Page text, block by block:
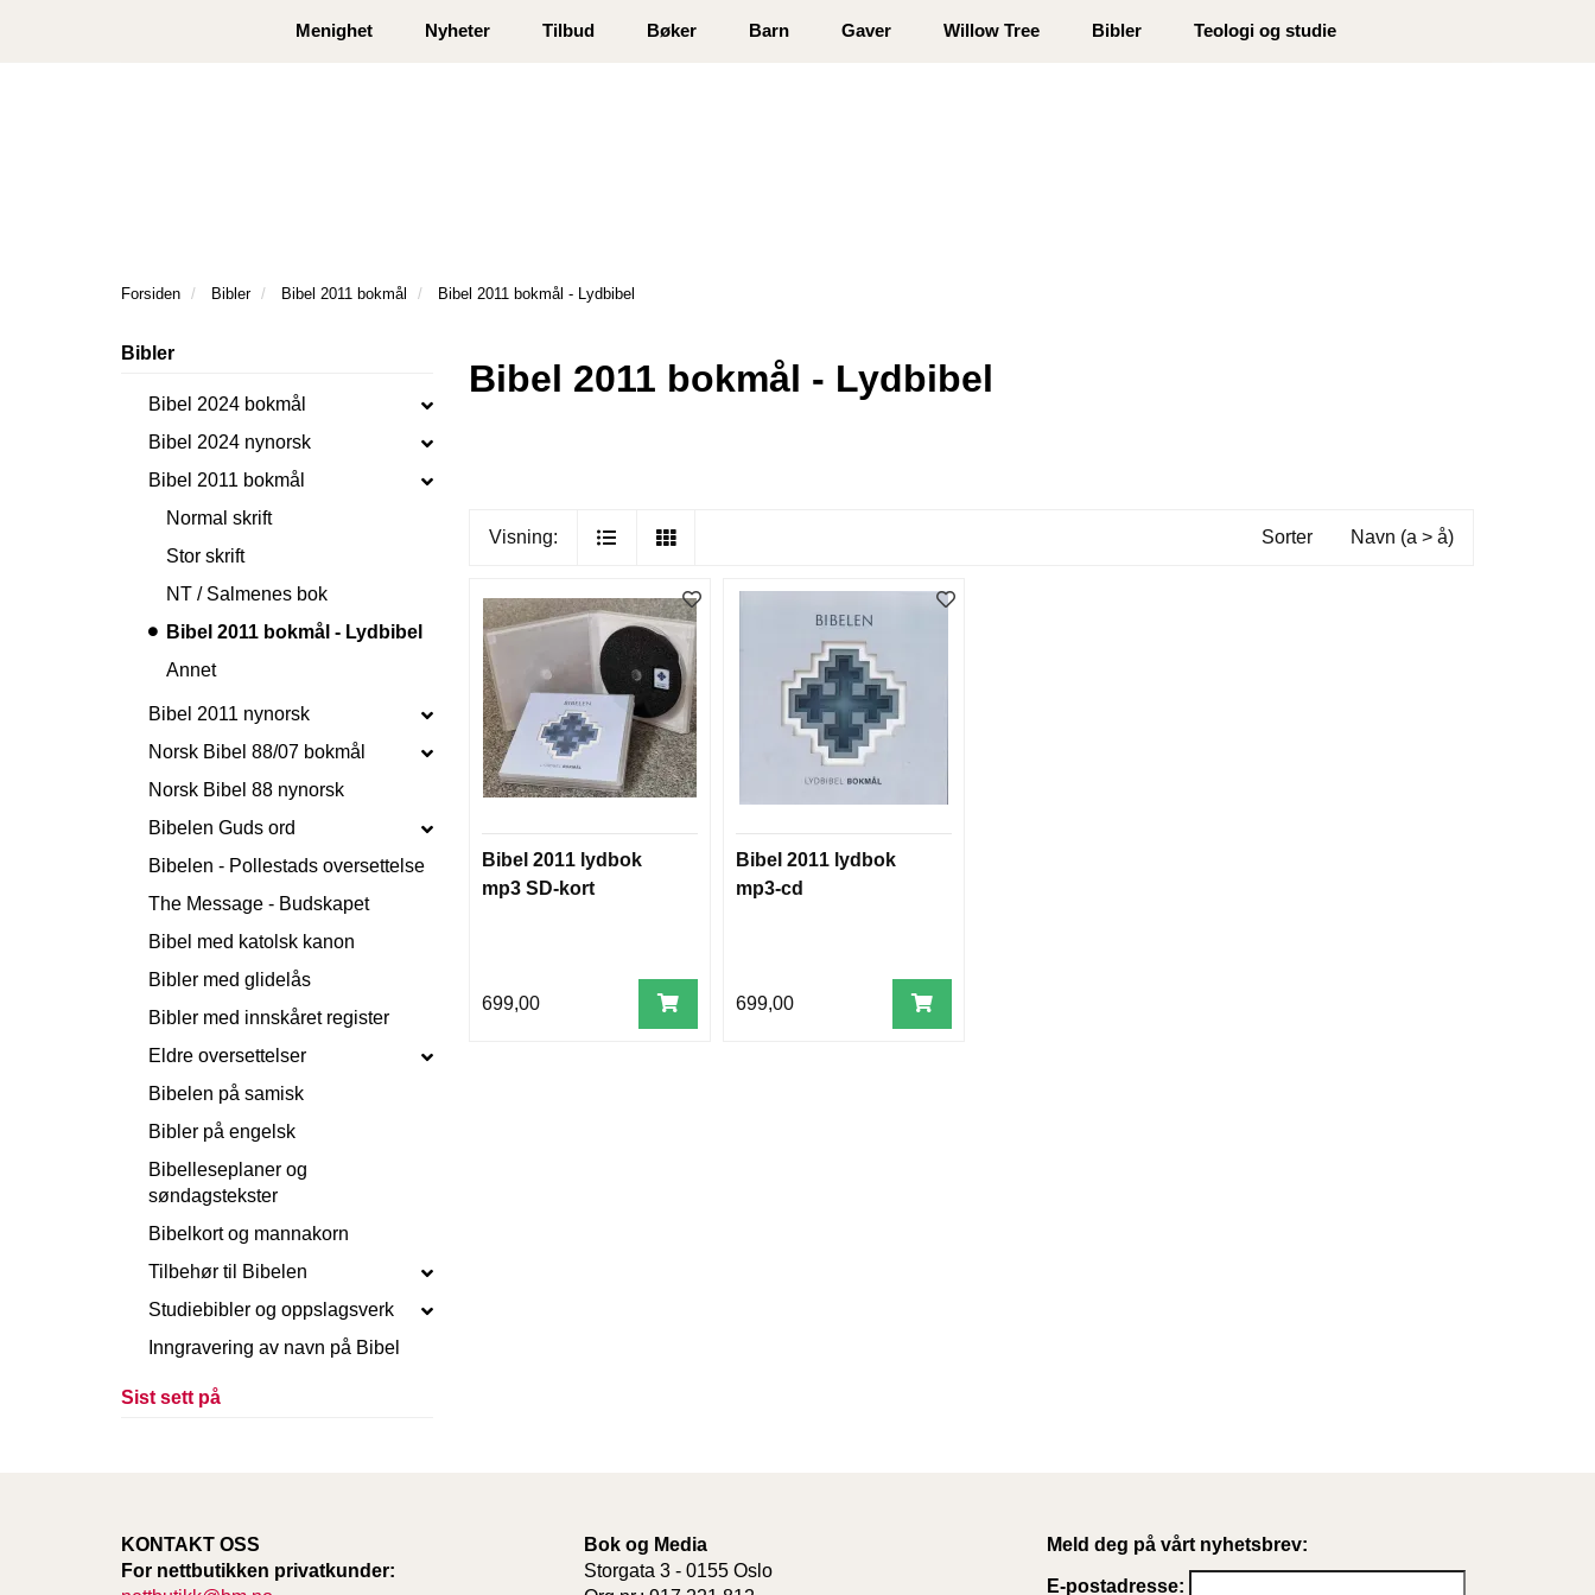
Åpningstider Logg inn eller registrer deg Min side Infosenter
Menighet Nyheter Tilbud Bøker Barn Gaver Willow Tree Bibler Teologi og studie
Forsiden Bibler Bibel 2011 bokmål Bibel 2011 bokmål - Lydbibel
Bibler
Bibel 2024 bokmål
Bibel 2024 nynorsk
Bibel 2011 bokmål
Normal skrift
Stor skrift
NT / Salmenes bok
Bibel 2011 bokmål - Lydbibel
Annet
Bibel 2011 nynorsk
Norsk Bibel 88/07 bokmål
Norsk Bibel 88 nynorsk
Bibelen Guds ord
Bibelen - Pollestads oversettelse
The Message - Budskapet
Bibel med katolsk kanon
Bibler med glidelås
Bibler med innskåret register
Eldre oversettelser
Bibelen på samisk
Bibler på engelsk
Bibelleseplaner og
søndagstekster
Bibelkort og mannakorn
Tilbehør til Bibelen
Studiebibler og oppslagsverk
Inngravering av navn på Bibel
Sist sett på
Bibel 2011 bokmål - Lydbibel
Visning: Sorter Navn (a > å)
Bibel 2011 lydbok
mp3 SD-kort
699,00
Bibel 2011 lydbok
mp3-cd
699,00
KONTAKT OSS
For nettbutikken privatkunder:
Bok og Media
Storgata 3 - 0155 Oslo
Meld deg på vårt nyhetsbrev:
E-postadresse: